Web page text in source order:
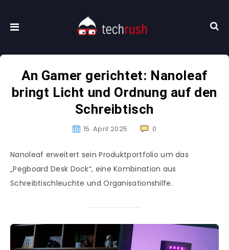
An Gamer gerichtet: Nanoleaf
bringt Licht und Ordnung auf den
Schreibtisch
15. April 2025 0
Nanoleaf erweitert sein Produktportfolio um das
„Pegboard Desk Dock“, eine Kombination aus
Schreibtischleuchte und Organisationshilfe.